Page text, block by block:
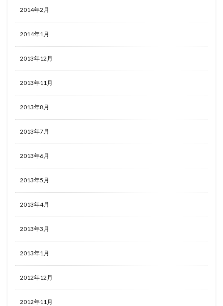
2014年2月
2014年1月
2013年12月
2013年11月
2013年8月
2013年7月
2013年6月
2013年5月
2013年4月
2013年3月
2013年1月
2012年12月
2012年11月